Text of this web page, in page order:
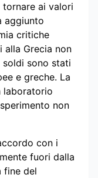
ai valori
aggiunto
critiche
alla Grecia non
sono stati
e greche. La
laboratorio
non
con i
fuori dalla
fine del